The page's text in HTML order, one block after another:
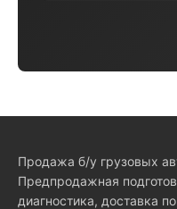
Продажа б/у грузовых
Предпродажная
диагностика, доставка